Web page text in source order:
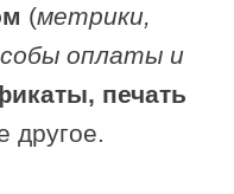
(метрики,
оплаты и
печать
другое.